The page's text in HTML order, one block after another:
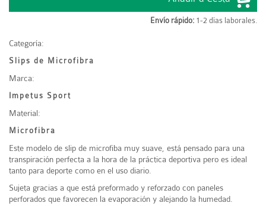
Envío rápido: 1-2 días laborales.
Categoría:
Slips de Microfibra
Marca:
Impetus Sport
Material:
Microfibra
Este modelo de slip de microfiba muy suave, está pensado para una
transpiración perfecta a la hora de la práctica deportiva pero es ideal
tanto para deporte como en el uso diario.
Sujeta gracias a que está preformado y reforzado con paneles
perforados que favorecen la evaporación y alejando la humedad.